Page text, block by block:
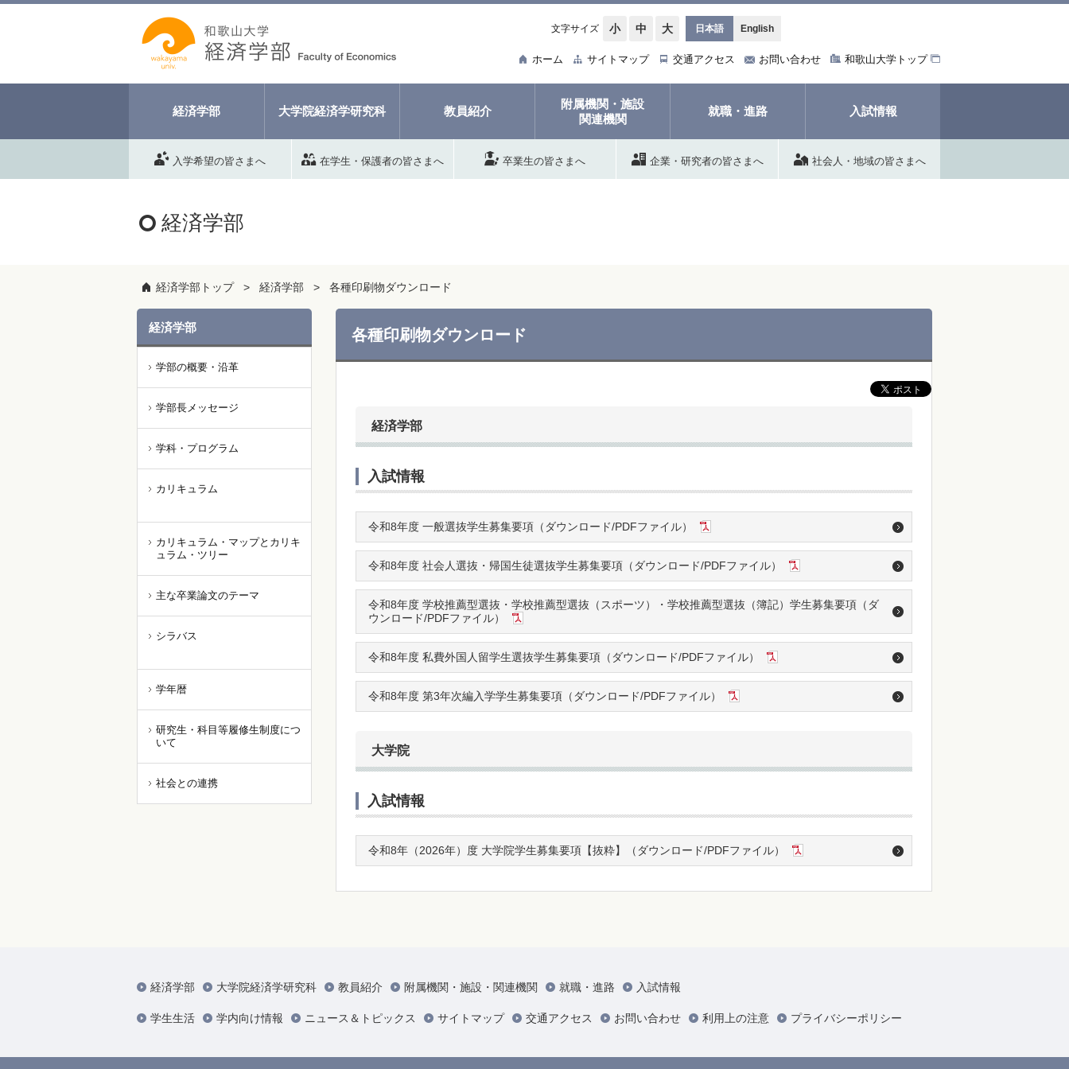
文字サイズ 小 中 大 日本語 English
ホーム サイトマップ 交通アクセス お問い合わせ 和歌山大学トップ
経済学部 大学院経済学研究科 教員紹介
附属機関・施設
関連機関
就職・進路 入試情報
入学希望の皆さまへ 在学生・保護者の皆さまへ 卒業生の皆さまへ 企業・研究者の皆さまへ 社会人・地域の皆さまへ
経済学部
経済学部トップ 経済学部 各種印刷物ダウンロード
各種印刷物ダウンロード
経済学部
入試情報
令和8年度 一般選抜学生募集要項（ダウンロード/PDFファイル）
令和8年度 社会人選抜・帰国生徒選抜学生募集要項（ダウンロード/PDFファイル）
令和8年度 学校推薦型選抜・学校推薦型選抜（スポーツ）・学校推薦型選抜（簿記）学生募集要項（ダ
ウンロード/PDFファイル）
令和8年度 私費外国人留学生選抜学生募集要項（ダウンロード/PDFファイル）
令和8年度 第3年次編入学学生募集要項（ダウンロード/PDFファイル）
大学院
入試情報
令和8年（2026年）度 大学院学生募集要項【抜粋】（ダウンロード/PDFファイル）
経済学部
学部の概要・沿革
学部長メッセージ
学科・プログラム
カリキュラム
カリキュラム・マップとカリキ
ュラム・ツリー
主な卒業論文のテーマ
シラバス
学年暦
研究生・科目等履修生制度につ
いて
社会との連携
経済学部 大学院経済学研究科 教員紹介 附属機関・施設・関連機関 就職・進路 入試情報
学生生活 学内向け情報 ニュース＆トピックス サイトマップ 交通アクセス お問い合わせ 利用上の注意 プライバシーポリシー